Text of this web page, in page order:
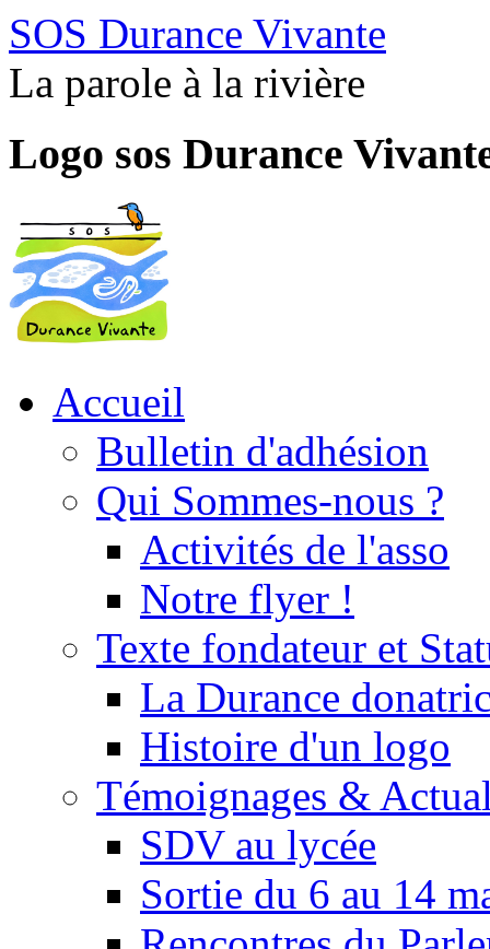
SOS Durance Vivante
La parole à la rivière
Logo sos Durance
Accueil
Bulletin d'adhésion
Qui Sommes-nous ?
Activités de l'asso
Notre flyer !
Texte fondateur et
La Durance
Histoire d'un logo
Témoignages &
SDV au lycée
Sortie du 6 au 14